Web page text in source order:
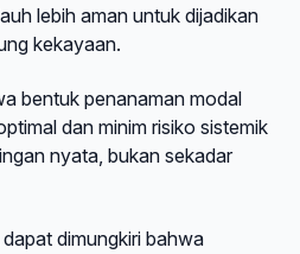
lebih aman untuk dijadikan
kekayaan.
bentuk penanaman modal
dan minim risiko sistemik
nyata, bukan sekadar
dimungkiri bahwa